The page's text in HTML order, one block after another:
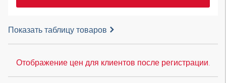
Показать таблицу товаров
Отображение цен для клиентов после регистрации.